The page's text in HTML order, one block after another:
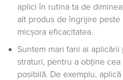
aplici în rutina ta de
alt produs de îngrijire peste
micșora eficacitatea.
Suntem mari fani ai
straturi, pentru a obține
posibilă. De exemplu,